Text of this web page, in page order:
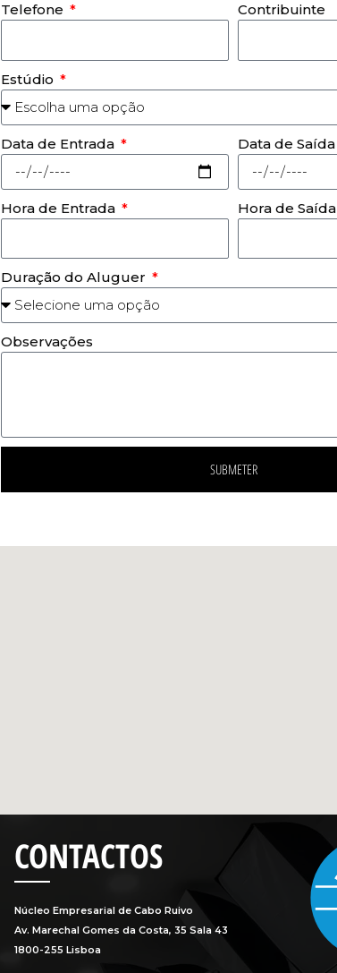
Telefone Contribuinte
Estúdio
Data de Entrada Data de Saída
Hora de Entrada Hora de Saída
Duração do Aluguer
Observações
SUBMETER
CONTACTOS
Núcleo Empresarial de Cabo Ruivo
Av. Marechal Gomes da Costa, 35 Sala 43
1800-255 Lisboa